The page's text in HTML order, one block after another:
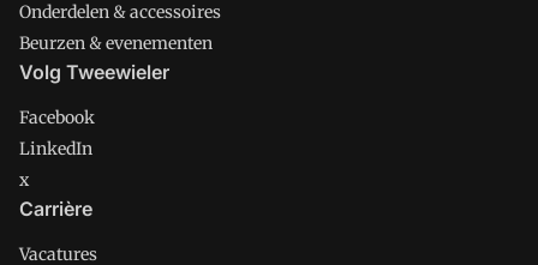
Onderdelen & accessoires
Beurzen & evenementen
Volg Tweewieler
Facebook
LinkedIn
x
Carrière
Vacatures